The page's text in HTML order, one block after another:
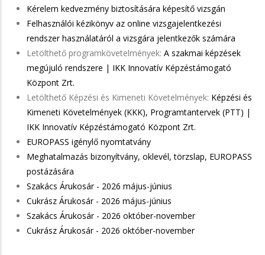
Kérelem kedvezmény biztosítására képesítő vizsgán
Felhasználói kézikönyv az online vizsgajelentkezési
rendszer használatáról a vizsgára jelentkezők számára
Letölthető programkövetelmények: A szakmai képzések
megújuló rendszere | IKK Innovatív Képzéstámogató
Központ Zrt.
Letölthető Képzési és Kimeneti Követelmények: Képzési és
Kimeneti Követelmények (KKK), Programtantervek (PTT) |
IKK Innovatív Képzéstámogató Központ Zrt.
EUROPASS igénylő nyomtatvány
Meghatalmazás bizonyítvány, oklevél, törzslap, EUROPASS
postázására
Szakács Árukosár - 2026 május-június
Cukrász Árukosár - 2026 május-június
Szakács Árukosár - 2026 október-november
Cukrász Árukosár - 2026 október-november